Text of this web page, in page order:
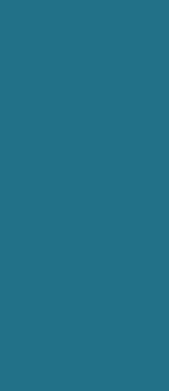
nossos e-mails e
Lira,
A esquerda
partidários
que marca as
48 horas
a reação recuar.
Nas condições